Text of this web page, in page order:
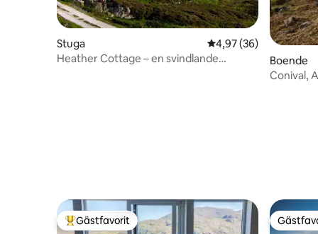
Stuga 4,97 av 5 i
4,97 (36)
Heather Cottage – en svindlande
Boende
Conival,
Populär gästfavorit
Gästfavorit